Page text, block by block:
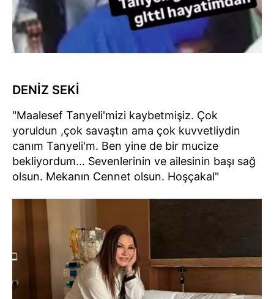
DENİZ SEKİ
"Maalesef Tanyeli'mizi kaybetmişiz. Çok
yoruldun ,çok savaştın ama çok kuvvetliydin
canım Tanyeli'm. Ben yine de bir mucize
bekliyordum... Sevenlerinin ve ailesinin başı sağ
olsun. Mekanın Cennet olsun. Hoşçakal"